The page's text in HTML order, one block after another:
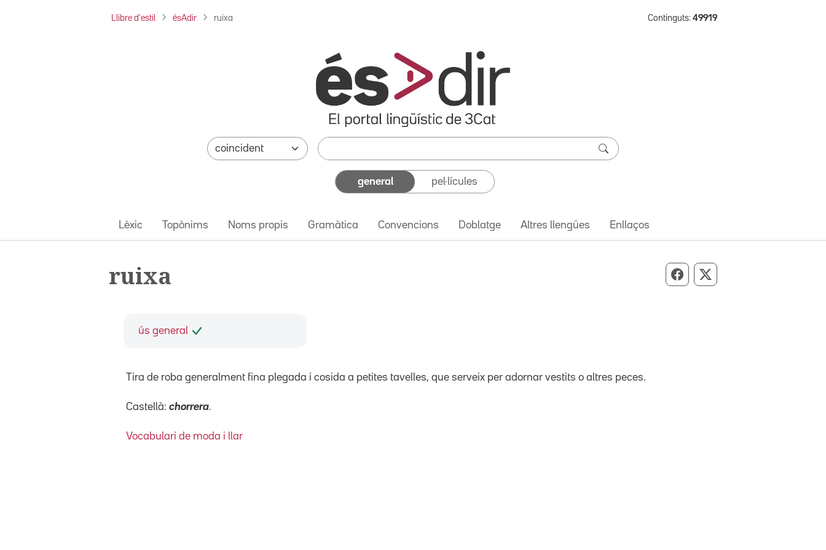
Llibre d'estil ésAdir ruixa Continguts: 49919
general pel·lícules
Lèxic Topònims Noms propis Gramàtica Convencions Doblatge Altres llengües Enllaços
ruixa Compartir per Facebook
Compartir per X
ús general
Tira de roba generalment fina plegada i cosida a petites tavelles, que serveix per adornar vestits o altres peces.
Castellà: chorrera.
Vocabulari de moda i llar